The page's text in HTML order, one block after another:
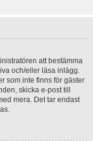
att bestämma
och/eller läsa inlägg.
som inte finns för gäster
skicka e-post till
mera. Det tar endast